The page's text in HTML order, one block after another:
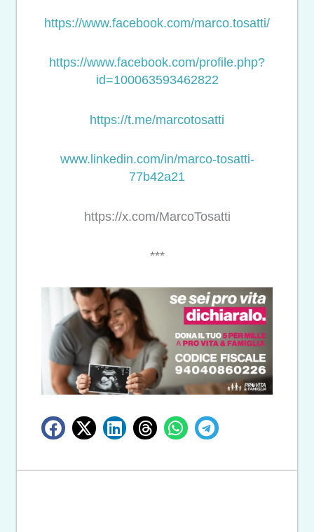
https://www.facebook.com/marco.tosatti/
https://www.facebook.com/profile.php?
id=100063593462822
https://t.me/marcotosatti
www.linkedin.com/in/marco-tosatti-
77b42a21
https://x.com/MarcoTosatti
***